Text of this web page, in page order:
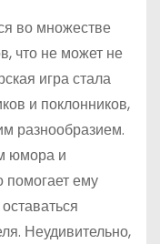
во множестве
что не может не
игра стала
и поклонников,
разнообразием.
юмора и
помогает ему
Неудивительно,